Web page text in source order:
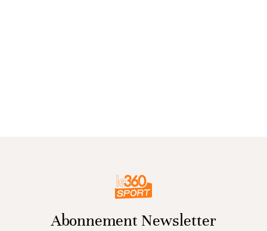
Abonnement Newsletter